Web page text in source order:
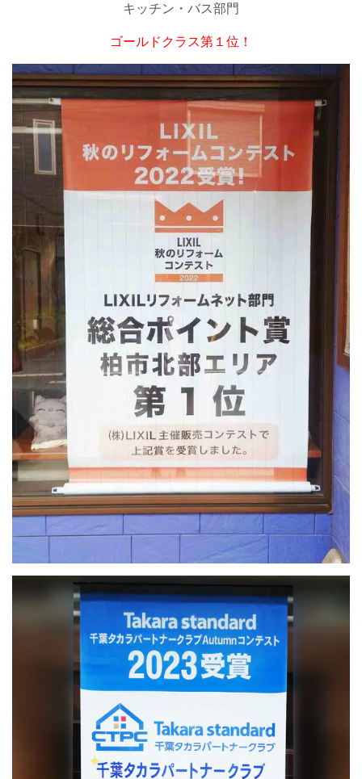
キッチン・バス部門
ゴールドクラス第１位！